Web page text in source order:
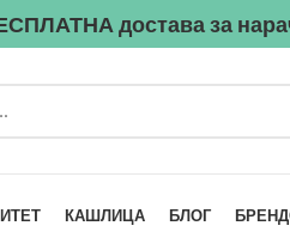
доставаза
КАШЛИЦА БЛОГ